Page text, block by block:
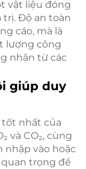
vật liệu đóng
Độ an toàn
cáo, mà là
lượng công
nhận từ các
giúp duy
nhất của
và CO₂, cùng
nhập vào hoặc
trọng để